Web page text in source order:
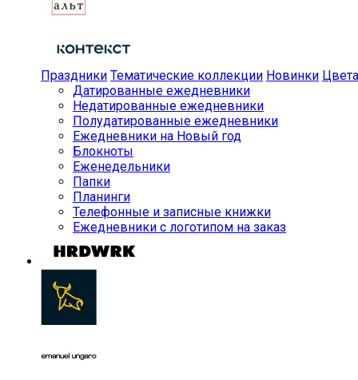
Праздники Тематические коллекции Новинки Цвета
Датированные ежедневники
Недатированные ежедневники
Полудатированные ежедневники
Ежедневники на Новый год
Блокноты
Еженедельники
Папки
Планинги
Телефонные и записные книжки
Ежедневники с логотипом на заказ